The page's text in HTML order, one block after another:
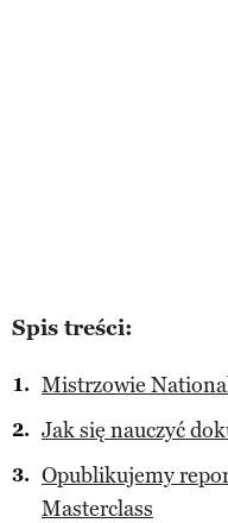
Spis treści:
Mistrzowie
Jak się nauczyć
Opublikujemy
Masterclass